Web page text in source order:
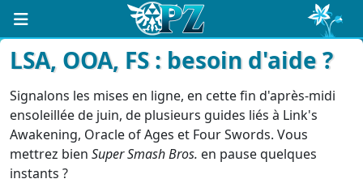
LSA, OOA, FS : besoin d'aide ?
Signalons les mises en ligne, en cette fin d'après-midi
ensoleillée de juin, de plusieurs guides liés à Link's
Awakening, Oracle of Ages et Four Swords. Vous
mettrez bien Super Smash Bros. en pause quelques
instants ?